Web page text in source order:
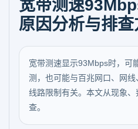
宽带测速
原因分析与排查
宽带测速显示93Mbps时，可
测，也可能与百兆网口、网
线路限制有关。本文从现象
查。